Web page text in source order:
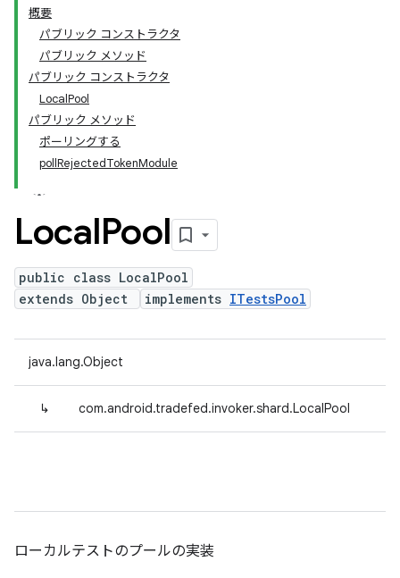
概要
パブリック コンストラクタ
パブリック メソッド
パブリック コンストラクタ
LocalPool
パブリック メソッド
ポーリングする
pollRejectedTokenModule
LocalPool
public class LocalPool
extends Object
implements ITestsPool
java.lang.Object
↳ com.android.tradefed.invoker.shard.LocalPool
ローカルテストのプールの実装